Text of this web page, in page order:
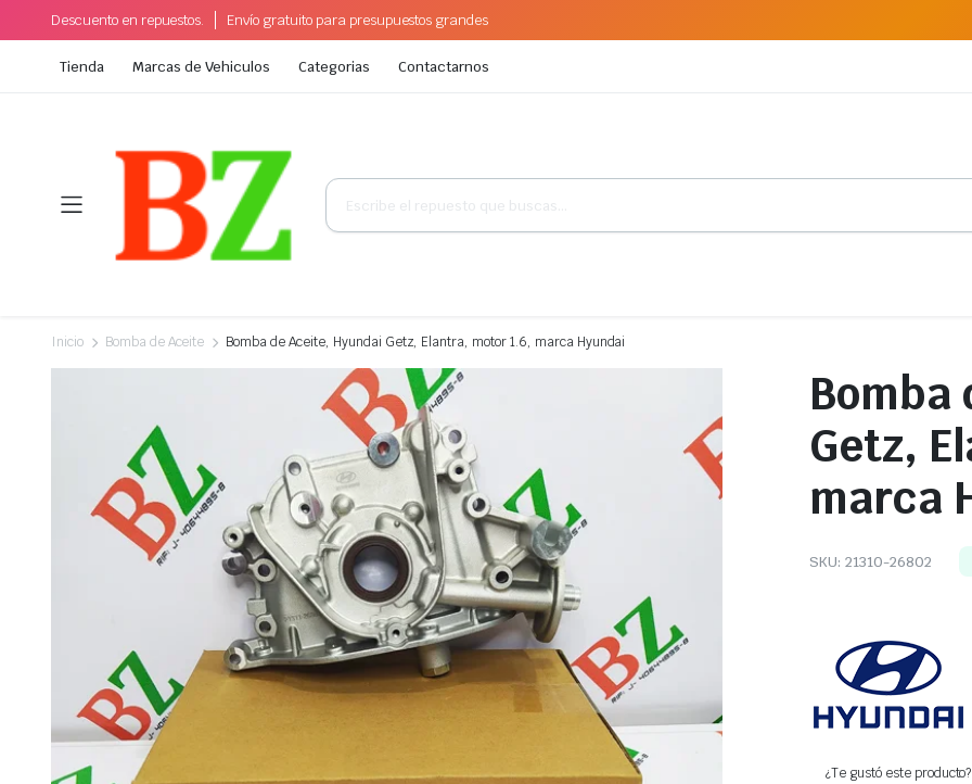
Descuento en repuestos. Envío gratuito para presupuestos grandes
Tienda Marcas de Vehiculos Categorias Contactarnos
Búsqueda
productos
Inicio Bomba de Aceite Bomba de Aceite, Hyundai Getz, Elantra, motor 1.6, marca Hyundai
Bomba
Getz,
marca
SKU: 21310-26802
¿Te gustó este